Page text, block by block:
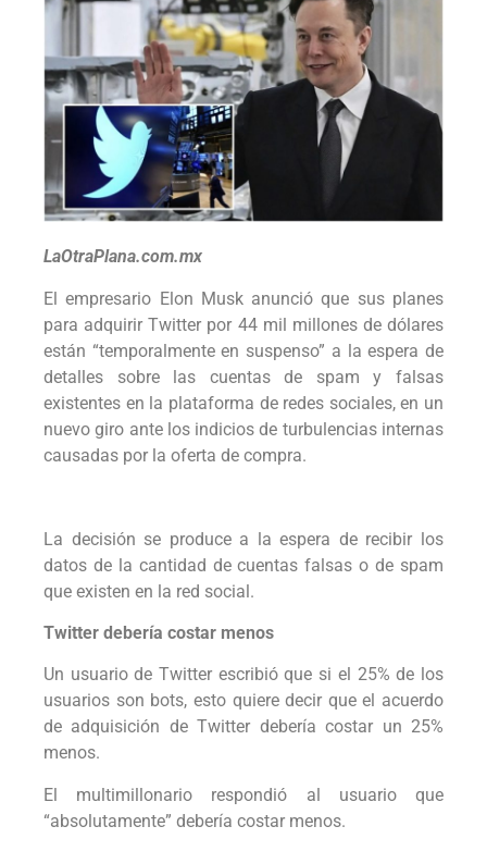
LaOtraPlana.com.mx
El empresario Elon Musk anunció que sus planes
para adquirir Twitter por 44 mil millones de dólares
están “temporalmente en suspenso” a la espera de
detalles sobre las cuentas de spam y falsas
existentes en la plataforma de redes sociales, en un
nuevo giro ante los indicios de turbulencias internas
causadas por la oferta de compra.
La decisión se produce a la espera de recibir los
datos de la cantidad de cuentas falsas o de spam
que existen en la red social.
Twitter debería costar menos
Un usuario de Twitter escribió que si el 25% de los
usuarios son bots, esto quiere decir que el acuerdo
de adquisición de Twitter debería costar un 25%
menos.
El multimillonario respondió al usuario que
“absolutamente” debería costar menos.